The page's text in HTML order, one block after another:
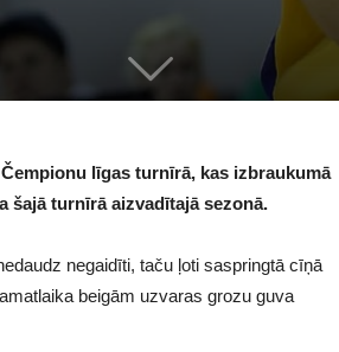
līgas turnīrā, kas izbraukumā
šajā turnīrā aizvadītajā sezonā.
negaidīti, taču ļoti saspringtā cīņā
beigām uzvaras grozu guva